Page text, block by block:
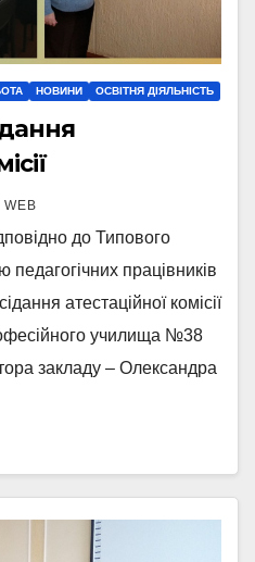
НОВИНИ ОСВІТНЯ ДІЯЛЬНІСТЬ
WEB
до Типового
працівників
атестаційної комісії
училища №38
закладу – Олександра